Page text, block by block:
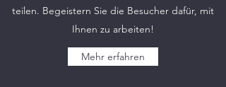
teilen. Begeistern Sie die Besucher dafür, mit
Ihnen zu arbeiten!
Mehr erfahren